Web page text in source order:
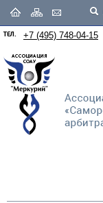
ТЕЛ. +7 (495) 748-04-15